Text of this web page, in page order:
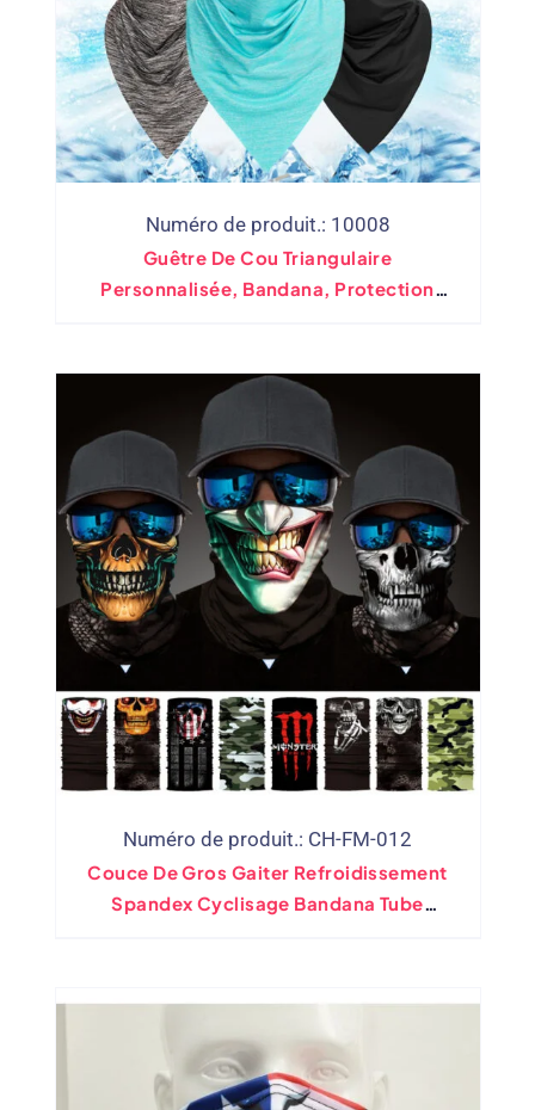
Numéro de produit.: 10008
Guêtre De Cou Triangulaire
Personnalisée, Bandana, Protection
Numéro de produit.: CH-FM-012
Couce De Gros Gaiter Refroidissement
Spandex Cyclisage Bandana Tube